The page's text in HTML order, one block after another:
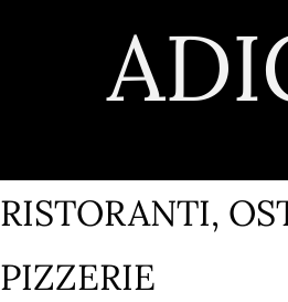
RISTORANTI,
PIZZERIE